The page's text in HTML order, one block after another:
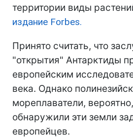
территории виды
издание Forbes.
Принято считать, что
"открытия" Антарктиды
европейским
века. Однако
мореплаватели, вероятно,
обнаружили эти земли
европейцев.